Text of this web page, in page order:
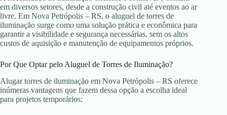
em diversos setores, desde a construção civil até eventos ao ar
livre. Em Nova Petrópolis – RS, o aluguel de torres de
iluminação surge como uma solução prática e econômica para
garantir a visibilidade e segurança necessárias, sem os altos
custos de aquisição e manutenção de equipamentos próprios.
Por Que Optar pelo Aluguel de Torres de Iluminação?
Alugar torres de iluminação em Nova Petrópolis – RS oferece
inúmeras vantagens que fazem dessa opção a escolha ideal
para projetos temporários: